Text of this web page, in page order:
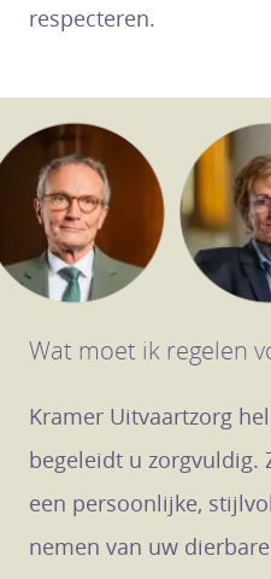
respecteren.
Wat moet ik regelen
Kramer Uitvaartzorg
begeleidt u zorgvuldig.
een persoonlijke,
nemen van uw